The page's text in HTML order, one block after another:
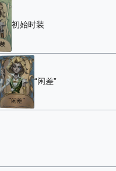
初始时装
“闲差”